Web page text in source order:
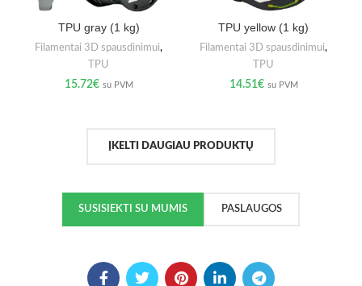
TPU gray (1 kg)
Filamentai 3D spausdinimui,
TPU
15.72€ su PVM
TPU yellow (1 kg)
Filamentai 3D spausdinimui,
TPU
14.51€ su PVM
ĮKELTI DAUGIAU PRODUKTŲ
SUSISIEKTI SU MUMIS PASLAUGOS